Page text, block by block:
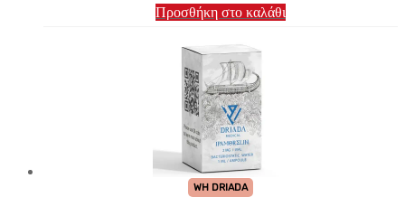
Προσθήκη στο καλάθι
WH DRIADA